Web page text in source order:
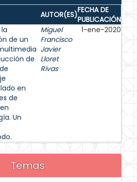
AUTOR(ES)FECHA DE
PUBLICACIÓN
de un
de
en
de
Un
Miguel
Francisco
Javier
Lloret
Rivas
1-ene-2020
Temas